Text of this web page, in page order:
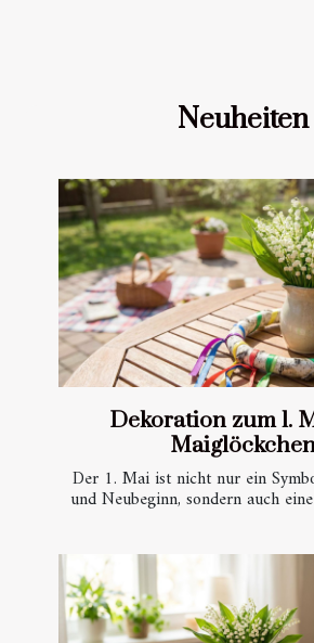
Neuheiten
Dekoration zum 1.
Der 1. Mai ist nicht nur ein
und Neubeginn, sondern auch